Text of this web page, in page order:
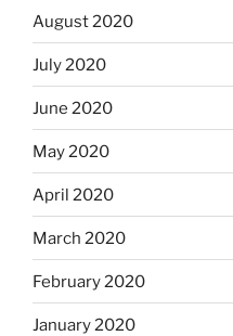
August 2020
July 2020
June 2020
May 2020
April 2020
March 2020
February 2020
January 2020